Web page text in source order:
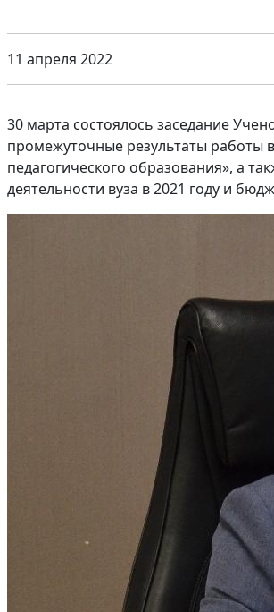
11 апреля 2022
30 марта состоялось заседание
промежуточные результаты работы
педагогического образования», а
деятельности вуза в 2021 году и